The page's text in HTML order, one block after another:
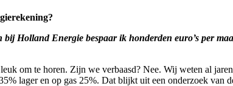
bij Holland Energie bespaar ik honderden euro’s per
om te horen. Zijn we verbaasd? Nee. Wij weten al
lager en op gas 25%. Dat blijkt uit een onderzoek